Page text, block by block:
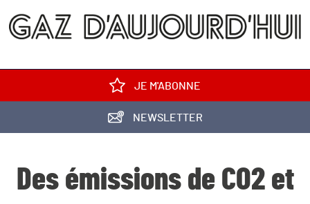
JE M'ABONNE
NEWSLETTER
Des émissions de CO2 et